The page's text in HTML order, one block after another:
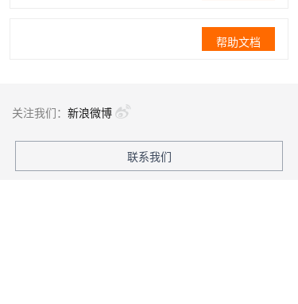
帮助文档